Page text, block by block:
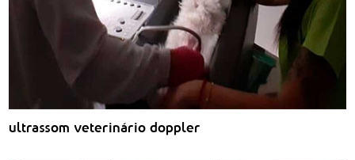
ultrassom veterinário doppler